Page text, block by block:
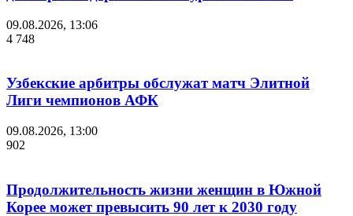
09.08.2026, 13:06
4 748
Узбекские арбитры обслужат матч Элитной
Лиги чемпионов АФК
09.08.2026, 13:00
902
Продолжительность жизни женщин в Южной
Корее может превысить 90 лет к 2030 году